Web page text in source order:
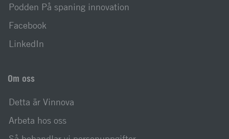
Podden På spaning innovation
Facebook
LinkedIn
Om oss
Detta är Vinnova
Arbeta hos oss